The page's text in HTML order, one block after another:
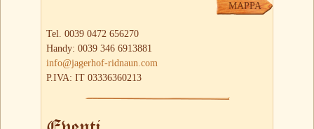
MAPPA
Tel. 0039 0472 656270
Handy: 0039 346 6913881
info@jagerhof-ridnaun.com
P.IVA: IT 03336360213